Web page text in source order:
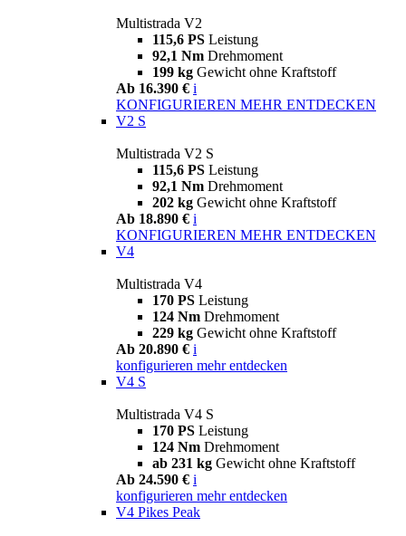
Multistrada V2
115,6 PS Leistung
92,1 Nm Drehmoment
199 kg Gewicht ohne Kraftstoff
Ab 16.390 € i
KONFIGURIEREN MEHR ENTDECKEN
V2 S
Multistrada V2 S
115,6 PS Leistung
92,1 Nm Drehmoment
202 kg Gewicht ohne Kraftstoff
Ab 18.890 € i
KONFIGURIEREN MEHR ENTDECKEN
V4
Multistrada V4
170 PS Leistung
124 Nm Drehmoment
229 kg Gewicht ohne Kraftstoff
Ab 20.890 € i
konfigurieren mehr entdecken
V4 S
Multistrada V4 S
170 PS Leistung
124 Nm Drehmoment
ab 231 kg Gewicht ohne Kraftstoff
Ab 24.590 € i
konfigurieren mehr entdecken
V4 Pikes Peak